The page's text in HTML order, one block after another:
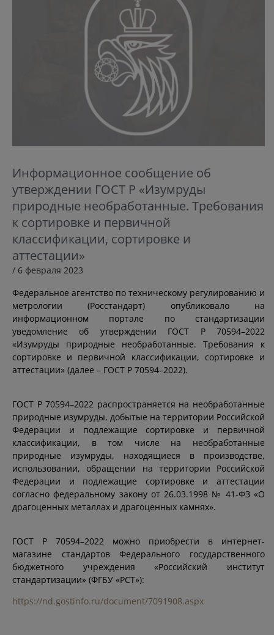
Информационное сообщение об
утверждении ГОСТ Р «Изумруды
природные необработанные. Требования
к сортировке и первичной
классификации, сортировке и
аттестации»
/ 6 февраля 2023
Федеральное агентство по техническому регулированию и
метрологии (Росстандарт) опубликовало на
информационном портале по стандартизации
уведомление об утверждении ГОСТ Р 70594–2022
«Изумруды природные необработанные. Требования к
сортировке и первичной классификации, сортировке и
аттестации» (далее – ГОСТ Р 70594–2022).
ГОСТ Р 70594–2022 распространяется на необработанные
природные изумруды, добытые на территории Российской
Федерации и подлежащие сортировке и первичной
классификации, в том числе на необработанные
природные изумруды, находящиеся в производстве,
использовании, обращении на территории Российской
Федерации и подлежащие сортировке и аттестации
согласно федеральному закону от 26.03.1998 № 41-ФЗ «О
драгоценных металлах и драгоценных камнях».
ГОСТ Р 70594–2022 можно приобрести в интернет-
магазине стандартов Федерального государственного
бюджетного учреждения «Российский институт
стандартизации» (ФГБУ «РСТ»):
https://nd.gostinfo.ru/document/7091908.aspx